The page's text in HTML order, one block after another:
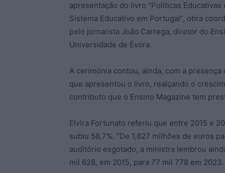
apresentação do livro “Políticas
Sistema Educativo em Portugal”, obra
pelo jornalista João Carrega, diretor do
Universidade de Évora.
A cerimónia contou, ainda, com a
que apresentou o livro, realçando o
contributo que o Ensino Magazine tem
Elvira Fortunato referiu que entre 2015 e
subiu 58,7%. “De 1,827 milhões de euros
auditório esgotado, a ministra lembrou
mil 628, em 2015, para 77 mil 778 em 2023.